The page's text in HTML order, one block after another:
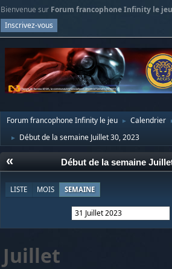
Bienvenue sur Forum francophone Infinity le jeu
Inscrivez-vous
Forum francophone Infinity le jeu ► Calendrier
► Début de la semaine Juillet 30, 2023
« Début de la semaine
LISTE MOIS SEMAINE
Juillet